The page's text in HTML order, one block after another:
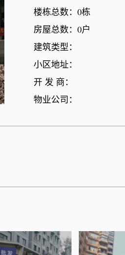
楼栋总数：0栋
房屋总数：0户
建筑类型：
小区地址：
开 发 商：
物业公司：